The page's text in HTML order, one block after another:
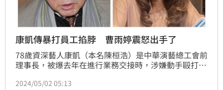
康凱傳暴打員工掐脖 曹雨婷震怒出手了
78歲資深藝人康凱（本名陳桓浩）是中華演藝總工會前
理事長，被爆去年在進行業務交接時，涉嫌動手毆打員
罪起訴，對此康凱受訪強調說已找律師了，說只有扭脖
2024/05/02 05:13